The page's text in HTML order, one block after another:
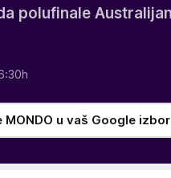
polufinale
MONDO u vaš Google izbor